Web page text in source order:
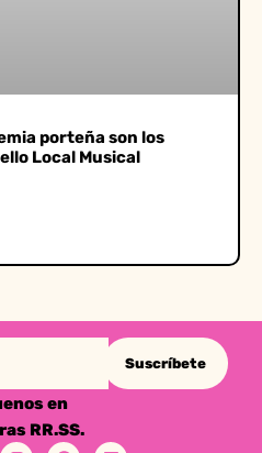
porteña son los
Local Musical
Suscríbete
en
RR.SS.